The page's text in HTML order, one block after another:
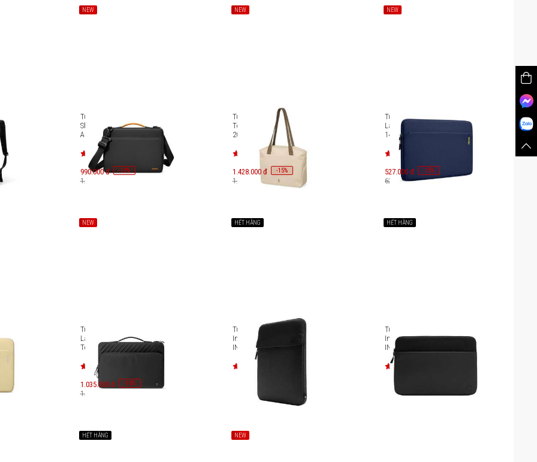
NEW
Túi xách Tomtoc Defender-A40
Shoulder Bag Laptop 16 inches
A40F3D1
990.000 đ -10%
1.100.000 đ
NEW
Túi xách Tomtoc Versatile-T23
Tote Laptop 14 inch/12.5L T23-
2025
1.428.000 đ -15%
1.680.000 đ
NEW
Túi chống sốc Tomtoc Slim
Laptop Sleeve for Macbook Pro
14 inches M2/M1 A18D2
527.000 đ -15%
620.000 đ
NEW
Túi xách chống sốc
Laptop/Macbook 13 inch
Tomtoc Voyage-A24 A24C2D1
1.035.000 đ -10%
1.150.000 đ
HẾT HÀNG
Túi chống sốc Laptop 16-inch
Incase Crosstown Sleeve IN-
INCO400804
HẾT HÀNG
Túi chống sốc Laptop 16 inch
Incase A.R.C. Sleeve IN-
INCO400718
HẾT HÀNG NEW